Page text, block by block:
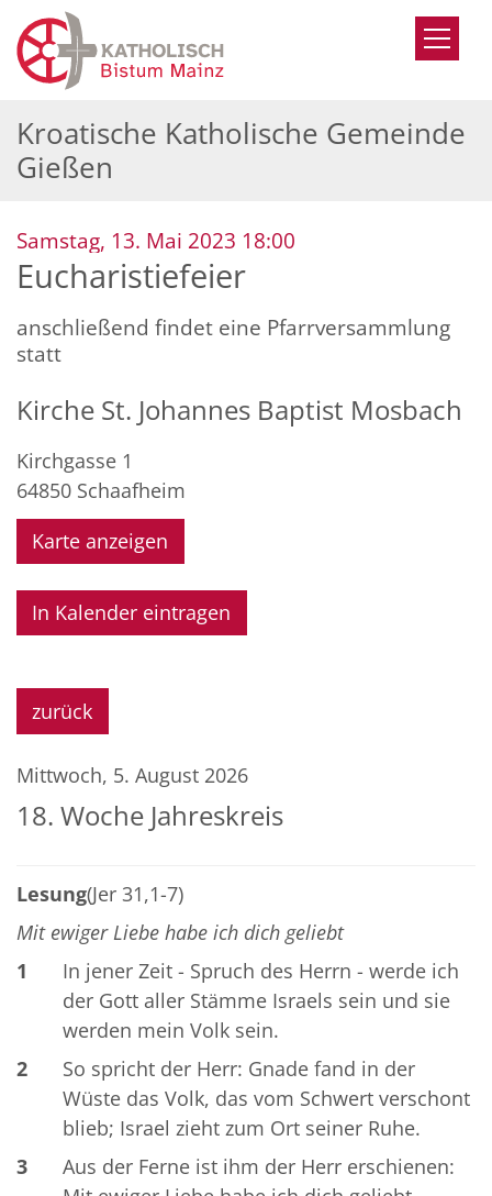
Zum Inhalt springen
Kroatische Katholische Gemeinde
Gießen
Samstag, 13. Mai 2023 18:00
Eucharistiefeier
anschließend findet eine Pfarrversammlung
statt
Kirche St. Johannes Baptist Mosbach
Kirchgasse 1
64850 Schaafheim
Karte anzeigen
In Kalender eintragen
zurück
Mittwoch, 5. August 2026
18. Woche Jahreskreis
Lesung(Jer 31,1-7)
Mit ewiger Liebe habe ich dich geliebt
1
In jener Zeit - Spruch des Herrn - werde ich
der Gott aller Stämme Israels sein und sie
werden mein Volk sein.
2
So spricht der Herr: Gnade fand in der
Wüste das Volk, das vom Schwert verschont
blieb; Israel zieht zum Ort seiner Ruhe.
3
Aus der Ferne ist ihm der Herr erschienen: